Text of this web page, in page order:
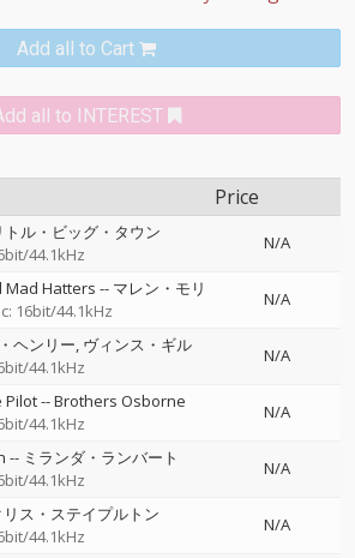
Add all to Cart
all to INTEREST
Price
トル・ビッグ・タウン
44.1kHz
N/A
Mad Hatters -- マレン・モリ
16bit/44.1kHz
N/A
ヘンリー ヴィンス・ギル
44.1kHz
N/A
Pilot--Brothers Osborne
44.1kHz
N/A
-- ミランダ・ランバート
44.1kHz
N/A
リス・ステイプルトン
44.1kHz
N/A